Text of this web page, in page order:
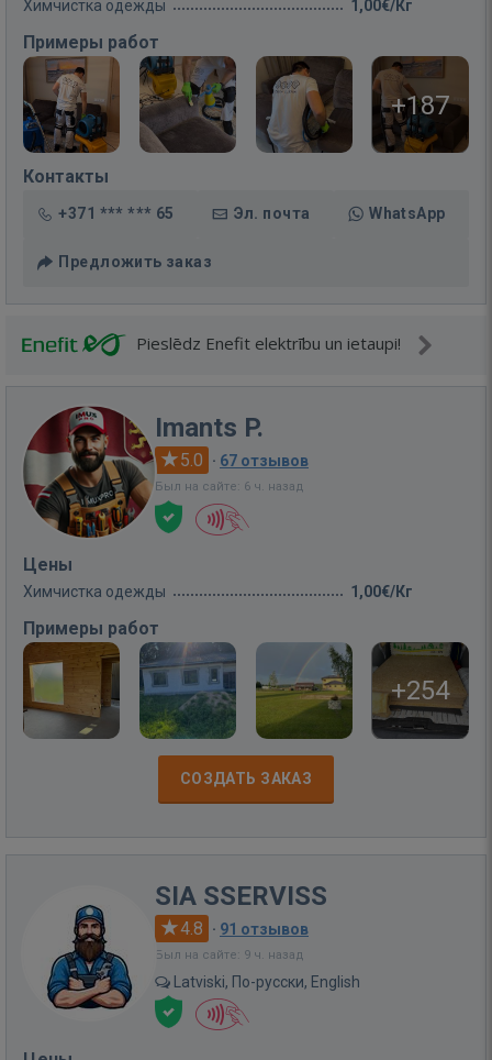
Химчистка одежды 1,00€/Кг
Примеры работ
+187
Контакты
+371 *** *** 65 Эл. почта WhatsApp
Предложить заказ
Pieslēdz Enefit elektrību un ietaupi!
Imants P.
5.0 · 67 отзывов
Был на сайте: 6 ч. назад
Цены
Химчистка одежды 1,00€/Кг
Примеры работ
+254
СОЗДАТЬ ЗАКАЗ
SIA SSERVISS
4.8 · 91 отзывов
Был на сайте: 9 ч. назад
Latviski, По-русски, English